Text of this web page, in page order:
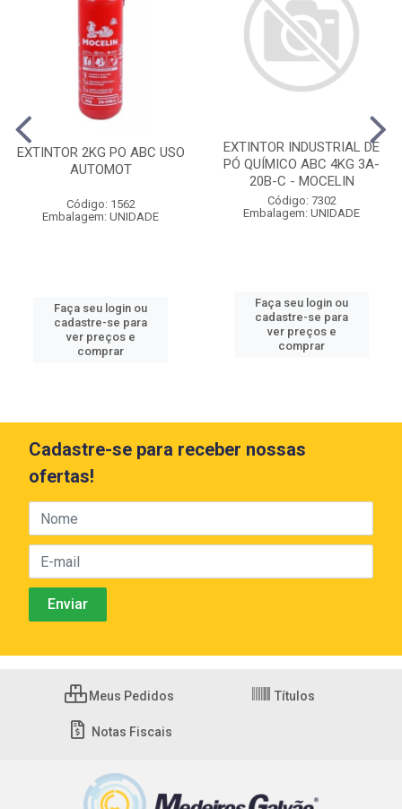
EXTINTOR 2KG PO ABC USO
AUTOMOT
Código: 1562
Embalagem: UNIDADE
Faça seu login ou
cadastre-se para
ver preços e
comprar
EXTINTOR INDUSTRIAL DE
PÓ QUÍMICO ABC 4KG 3A-
20B-C - MOCELIN
Código: 7302
Embalagem: UNIDADE
Faça seu login ou
cadastre-se para
ver preços e
comprar
Cadastre-se para receber nossas
ofertas!
Meus Pedidos Títulos
Notas Fiscais